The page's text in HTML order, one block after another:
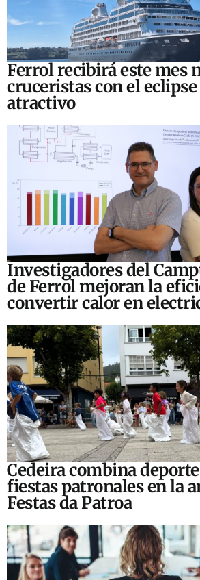
Ferrol recibirá este mes
cruceristas con el
atractivo
Investigadores del
de Ferrol mejoran la
convertir calor en
Cedeira combina
fiestas patronales en la
Festas da Patroa